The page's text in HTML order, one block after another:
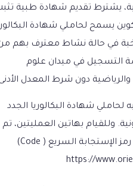
يشترط تقديم شهادة طبية
يسمح لحاملي شهادة
في حالة نشاط معترف بهم
التسجيل في ميدان علوم
دون شرط المعدل
لحاملي شهادة البكالوريا الجدد
وللقيام بهاتين العمليتين، تم
تخصيص موقع للإنترنت أو رمز الإستجابة السريع ( Code)
https://